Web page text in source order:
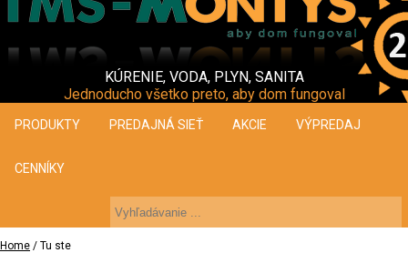
KÚRENIE, VODA, PLYN, SANITA
Jednoducho všetko preto, aby dom fungoval
PRODUKTY PREDAJNÁ SIEŤ AKCIE VÝPREDAJ
CENNÍKY
Home / Tu ste